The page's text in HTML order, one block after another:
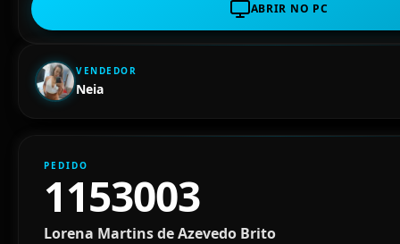
ABRIR NO PC
VENDEDOR
Neia
PEDIDO
1153003
Lorena Martins de Azevedo Brito